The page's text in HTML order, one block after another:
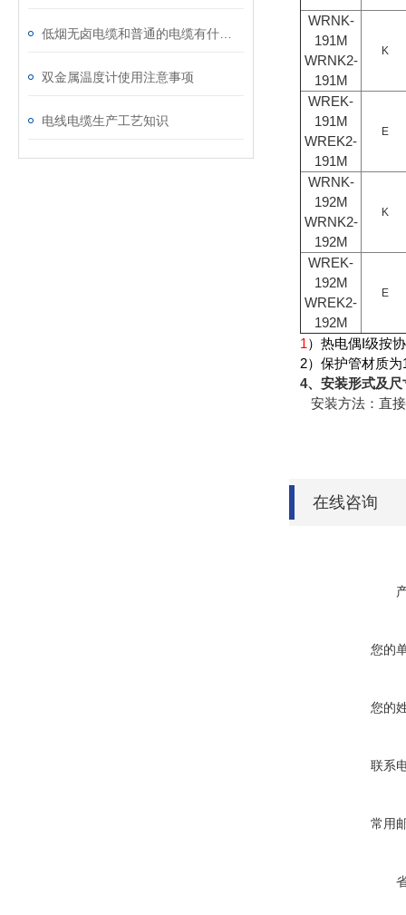
双金属温度计使用注意事项
电线电缆生产工艺知识
WRNK-
191M
WRNK2-
191M
K
WREK-
191M
WREK2-
191M
E
WRNK-
192M
WRNK2-
192M
K
WREK-
192M
WREK2-
192M
E
1）热电偶I级按
2）保护管材质
4、安装形式及尺
安装方法：直
在线咨询
您的
您的
联系
常用